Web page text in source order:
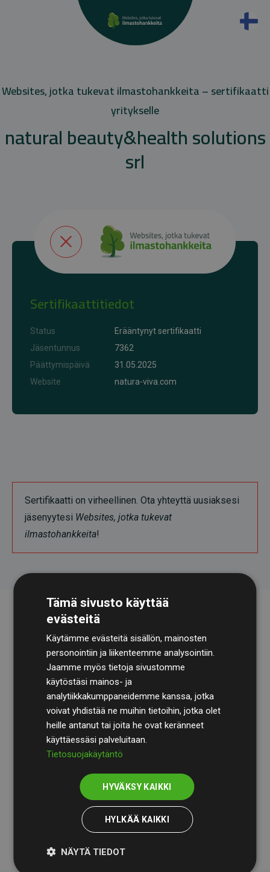
Websites, jotka tukevat ilmastohankkeita – sertifikaatti
yritykselle
natural beauty&health solutions
srl
Sertifikaattitiedot
Status
Erääntynyt sertifikaatti
Jäsentunnus
7362
Päättymispäivä
31.05.2025
Website
natura-viva.com
Sertifikaatti on virheellinen. Ota yhteyttä uusiaksesi
jäsenyytesi Websites, jotka tukevat
ilmastohankkeita!
TilintarkastusyhtiöBDOkäy säännöllisesti läpi
laskelmamme ja menetelmämme varmistaakseen
läpinäkyvyyden ja luotettavuuden.
Heidän tarkastuksensa osoittavat, että investoinnit
ilmastohankkeisiin kompensoivat keskimäärin
arvioiduista CO₂-päästöistä jäsenverkkosivustoilla –
selkeä todiste toimintatapamme todellisesta
Tämä sivusto käyttää
evästeitä
Käytämme evästeitä sisällön, mainosten
personointiin ja liikenteemme analysointiin.
Jaamme myös tietoja sivustomme
käytöstäsi mainos- ja
analytiikkakumppaneidemme kanssa, jotka
voivat yhdistää ne muihin tietoihin, jotka olet
heille antanut tai joita he ovat keränneet
käyttäessäsi palveluitaan.
Tietosuojakäytäntö
HYVÄKSY KAIKKI
HYLKÄÄ KAIKKI
NÄYTÄ TIEDOT